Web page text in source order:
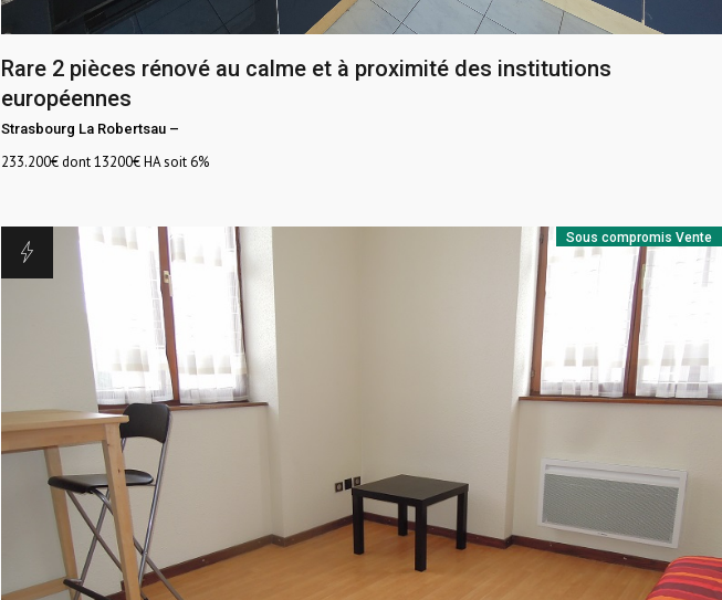
Rare 2 pièces rénové au calme et à proximité des institutions
européennes
Strasbourg La Robertsau –
233.200€ dont 13200€ HA soit 6%
Sous compromis Vente